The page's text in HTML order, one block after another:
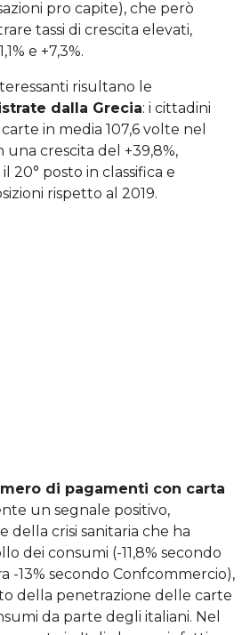
pro capite), che però
tassi di crescita elevati,
e +7,3%.
risultano le
dalla Grecia: i cittadini
in media 107,6 volte nel
una crescita del +39,8%,
20° posto in classifica e
rispetto al 2019.
di pagamenti con carta
un segnale positivo,
crisi sanitaria che ha
dei consumi (-11,8% secondo
-13% secondo Confcommercio),
della penetrazione delle carte
da parte degli italiani. Nel